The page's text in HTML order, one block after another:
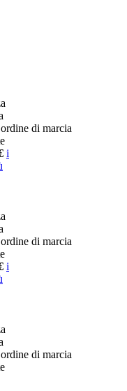
di marcia
i
di marcia
i
di marcia